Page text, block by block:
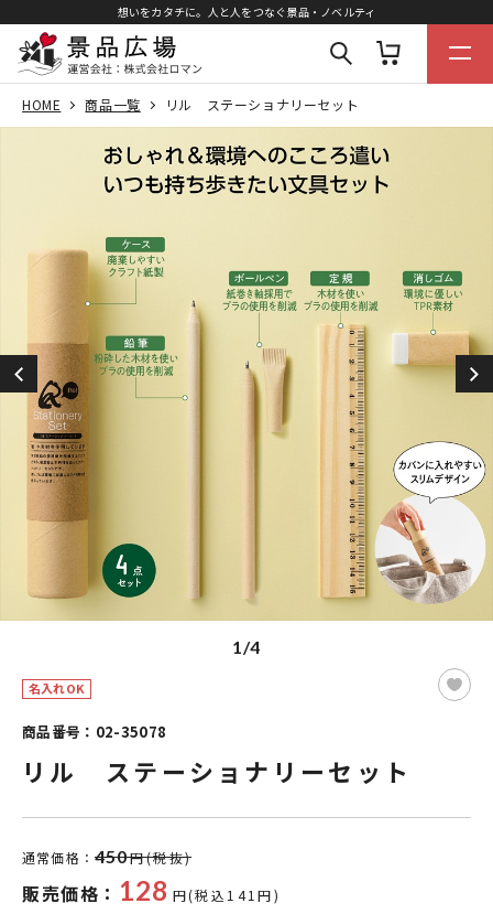
想いをカタチに。人と人をつなぐ景品・ノベルティ
HOME 商品一覧 リル ステーショナリーセット
1/4
名入れOK
商品番号：02-35078
リル ステーショナリーセット
通常価格： 450円(税抜)
販売価格： 128 円(税込141円)